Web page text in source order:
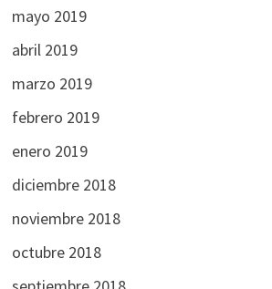
mayo 2019
abril 2019
marzo 2019
febrero 2019
enero 2019
diciembre 2018
noviembre 2018
octubre 2018